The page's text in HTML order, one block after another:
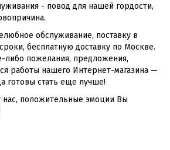
- повод для нашей гордости,
обслуживание, поставку в
бесплатную доставку по Москве.
либо пожелания, предложения,
работы нашего Интернет-магазина —
готовы стать еще лучше!
нас, положительные эмоции Вы